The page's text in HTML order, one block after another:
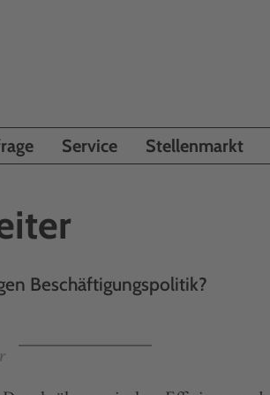
Service Stellenmarkt
Beschäftigungspolitik?